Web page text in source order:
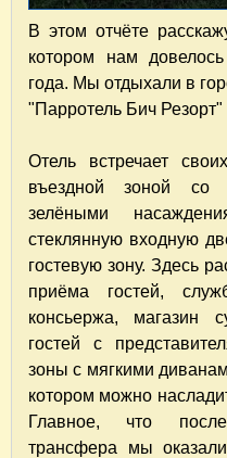
В этом отчёте
котором нам
года. Мы отдыхали в
"Парротель Бич
Отель встречает
въездной зоной со
зелёными
стеклянную входную
гостевую зону. Здесь
приёма гостей,
консьержа, магазин
гостей с
зоны с мягкими
котором можно
Главное, что
трансфера мы